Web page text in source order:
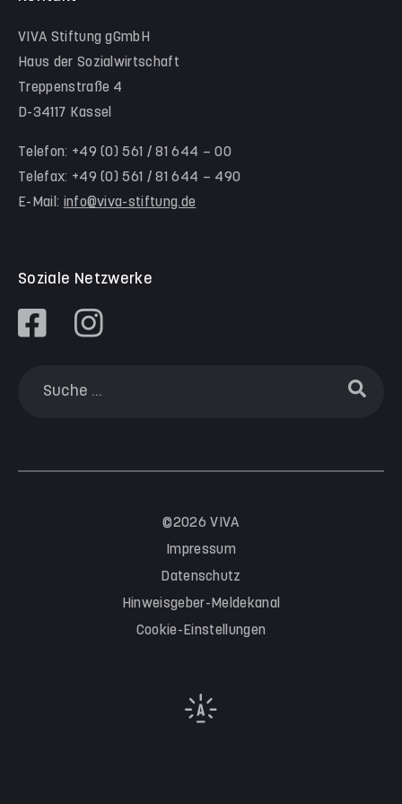
Team Werra-Meißner-Kreis
Waldorfkindergarten Goetheanlage
Familienzentren
Familienzentrum Nordstadt
Familienzentrum Himmelsstürmer
Präventionsangebote an Kitas und Schulen
VIVA Stiftung gGmbH
Haus der Sozialwirtschaft
Treppenstraße 4
D-34117 Kassel
Telefon: +49 (0) 561 / 81 644 – 00
Telefax: +49 (0) 561 / 81 644 – 490
E-Mail: info@viva-stiftung.de
Soziale Netzwerke
©2026 VIVA
Impressum
Datenschutz
Hinweisgeber-Meldekanal
Cookie-Einstellungen